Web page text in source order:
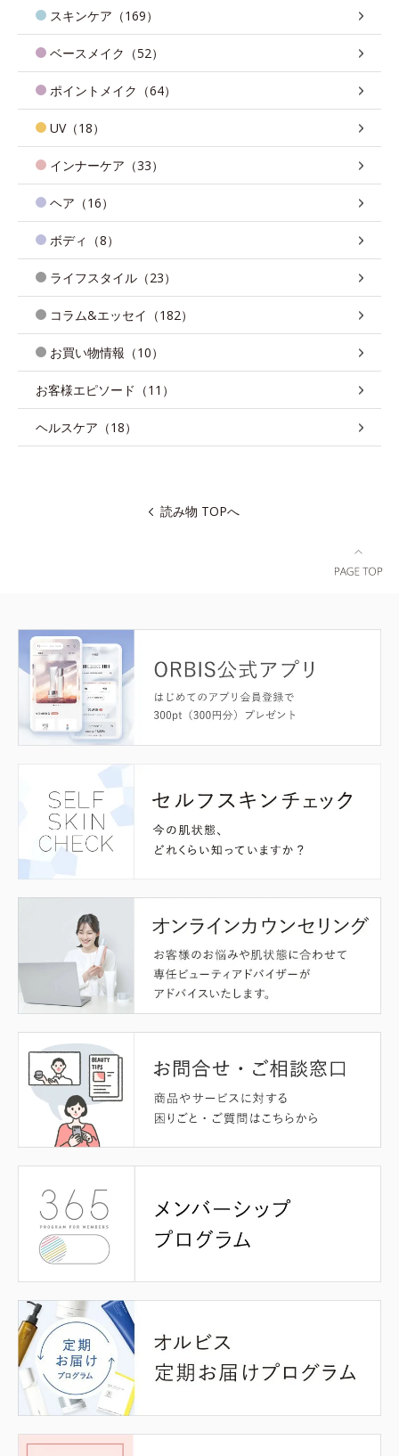
スキンケア（169）
ベースメイク（52）
ポイントメイク（64）
UV（18）
インナーケア（33）
ヘア（16）
ボディ（8）
ライフスタイル（23）
コラム&エッセイ（182）
お買い物情報（10）
お客様エピソード（11）
ヘルスケア（18）
読み物 TOPへ